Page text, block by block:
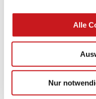
Alle
Nur